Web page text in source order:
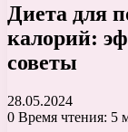
Диета для
калорий:
советы
28.05.2024
0 Время чтения: 5